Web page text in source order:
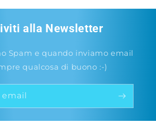
alla Newsletter
Spam e quando inviamo email
qualcosa di buono :-)